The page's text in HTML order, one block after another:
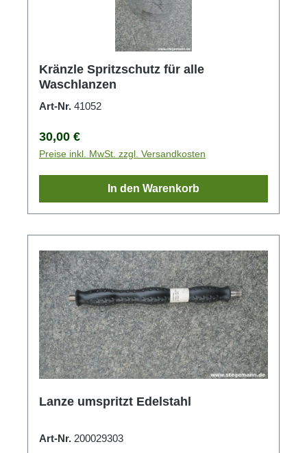
Kränzle Spritzschutz für alle
Waschlanzen
Art-Nr. 41052
Regulärer Preis:
30,00 €
Preise inkl. MwSt. zzgl. Versandkosten
In den Warenkorb
Lanze umspritzt Edelstahl
Art-Nr. 200029303